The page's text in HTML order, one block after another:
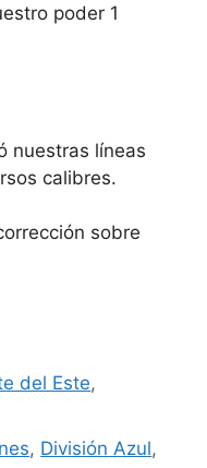
poder 1
nuestras líneas
calibres.
sobre
del Este,
, División Azul,